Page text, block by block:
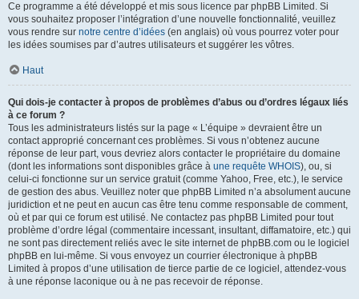
Ce programme a été développé et mis sous licence par phpBB Limited. Si
vous souhaitez proposer l’intégration d’une nouvelle fonctionnalité, veuillez
vous rendre sur notre centre d’idées (en anglais) où vous pourrez voter pour
les idées soumises par d’autres utilisateurs et suggérer les vôtres.
Haut
Qui dois-je contacter à propos de problèmes d’abus ou d’ordres légaux liés
à ce forum ?
Tous les administrateurs listés sur la page « L’équipe » devraient être un
contact approprié concernant ces problèmes. Si vous n’obtenez aucune
réponse de leur part, vous devriez alors contacter le propriétaire du domaine
(dont les informations sont disponibles grâce à une requête WHOIS), ou, si
celui-ci fonctionne sur un service gratuit (comme Yahoo, Free, etc.), le service
de gestion des abus. Veuillez noter que phpBB Limited n’a absolument aucune
juridiction et ne peut en aucun cas être tenu comme responsable de comment,
où et par qui ce forum est utilisé. Ne contactez pas phpBB Limited pour tout
problème d’ordre légal (commentaire incessant, insultant, diffamatoire, etc.) qui
ne sont pas directement reliés avec le site internet de phpBB.com ou le logiciel
phpBB en lui-même. Si vous envoyez un courrier électronique à phpBB
Limited à propos d’une utilisation de tierce partie de ce logiciel, attendez-vous
à une réponse laconique ou à ne pas recevoir de réponse.